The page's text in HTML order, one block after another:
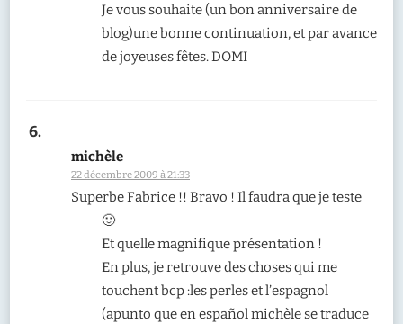
Je vous souhaite (un bon anniversaire de
blog)une bonne continuation, et par avance
de joyeuses fêtes. DOMI
michèle
22 décembre 2009 à 21:33
Superbe Fabrice !! Bravo ! Il faudra que je teste
🙂
Et quelle magnifique présentation !
En plus, je retrouve des choses qui me
touchent bcp :les perles et l’espagnol
(apunto que en español michèle se traduce